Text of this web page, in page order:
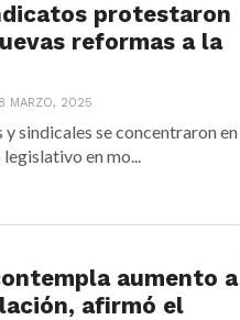
protestaron
reformas a la
MARZO, 2025
sindicales se concentraron en
en mo...
aumento a
afirmó el